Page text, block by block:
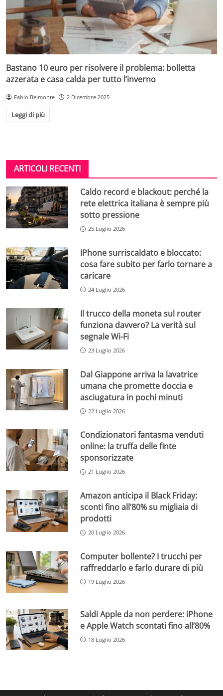
Bastano 10 euro per risolvere il problema: bolletta
azzerata e casa calda per tutto l’inverno
Fabio Belmonte 2 Dicembre 2025
Leggi di più
ARTICOLI RECENTI
Caldo record e blackout: perché la
rete elettrica italiana è sempre più
sotto pressione
25 Luglio 2026
IPhone surriscaldato e bloccato:
cosa fare subito per farlo tornare a
caricare
24 Luglio 2026
Il trucco della moneta sul router
funziona davvero? La verità sul
segnale Wi-Fi
23 Luglio 2026
Dal Giappone arriva la lavatrice
umana che promette doccia e
asciugatura in pochi minuti
22 Luglio 2026
Condizionatori fantasma venduti
online: la truffa delle finte
sponsorizzate
21 Luglio 2026
Amazon anticipa il Black Friday:
sconti fino all’80% su migliaia di
prodotti
20 Luglio 2026
Computer bollente? I trucchi per
raffreddarlo e farlo durare di più
19 Luglio 2026
Saldi Apple da non perdere: iPhone
e Apple Watch scontati fino all’80%
18 Luglio 2026